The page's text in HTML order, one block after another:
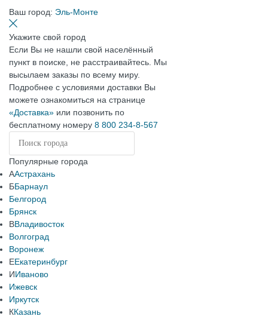
Ваш город: Эль-Монте
Укажите свой город
Если Вы не нашли свой населённый
пункт в поиске, не расстраивайтесь. Мы
высылаем заказы по всему миру.
Подробнее с условиями доставки Вы
можете ознакомиться на странице
«Доставка» или позвонить по
бесплатному номеру 8 800 234-8-567
Популярные города
ААстрахань
ББарнаул
Белгород
Брянск
ВВладивосток
Волгоград
Воронеж
ЕЕкатеринбург
ИИваново
Ижевск
Иркутск
ККазань